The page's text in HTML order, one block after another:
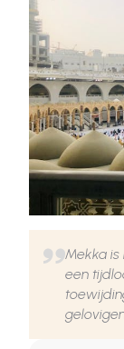
Mekka
een